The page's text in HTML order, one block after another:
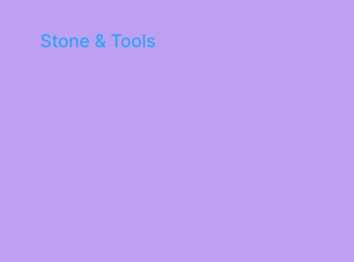
Stone & Tools